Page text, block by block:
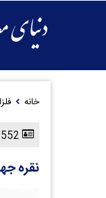
خانه
نقره